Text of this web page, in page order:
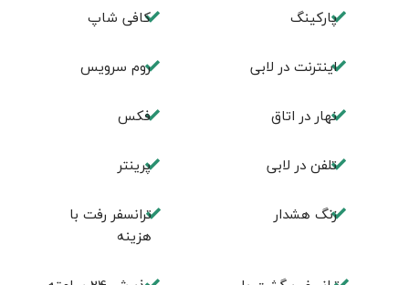
پاركينگ كافی شاپ
اينترنت در لابی روم سرويس
نهار در اتاق فكس
تلفن در لابی پرینتر
زنگ هشدار
ترانسفر رفت با
هزینه